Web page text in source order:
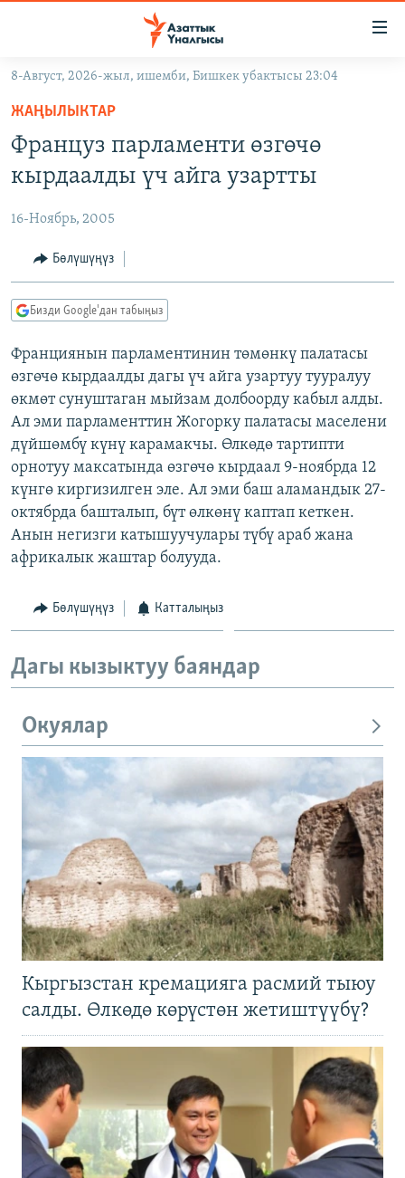
Навигацияга
өтүңүз
Издөөгө
салыңызКЫРГЫЗСТАН
ЭКОНОМИКА
МАДАНИЯТ
ДҮЙНӨ
БОРБОР АЗИЯ
УКРАИНА
АТАЙЫН ИЛИКТӨӨ
ТВ ПРОГРАММАЛАР
ЭКСПЕРТТЕР ТАЛДАЙТ
БИЗ ЖАНА ДҮЙНӨ
ЭЖЕ-СИҢДИЛЕР
АЗАТТЫК+
ЫҢГАЙСЫЗ СУРООЛОР
ӨЗГӨЧӨ ПИКИР
Русский
ОНЛАЙН ШЕРИНЕ
ЭЕ/АРнун бардык сайттары
8-Август, 2026-жыл, ишемби, Бишкек убактысы 23:04
ЖАҢЫЛЫКТАР
Француз парламенти өзгөчө
кырдаалды үч айга узартты
16-Ноябрь, 2005
Бөлүшүңүз
Бизди Google'дан табыңыз
Франциянын парламентинин төмөнкү палатасы
өзгөчө кырдаалды дагы үч айга узартуу тууралуу
өкмөт сунуштаган мыйзам долбоорду кабыл алды.
Ал эми парламенттин Жогорку палатасы маселени
дүйшөмбү күнү карамакчы. Өлкөдө тартипти
орнотуу максатында өзгөчө кырдаал 9-ноябрда 12
күнгө киргизилген эле. Ал эми баш аламандык 27-
октябрда башталып, бүт өлкөнү каптап кеткен.
Анын негизги катышуучулары түбү араб жана
африкалык жаштар болууда.
Бөлүшүңүз Катталыңыз
Дагы кызыктуу баяндар
Окуялар
Кыргызстан кремацияга расмий тыюу
салды. Өлкөдө көрүстөн жетиштүүбү?